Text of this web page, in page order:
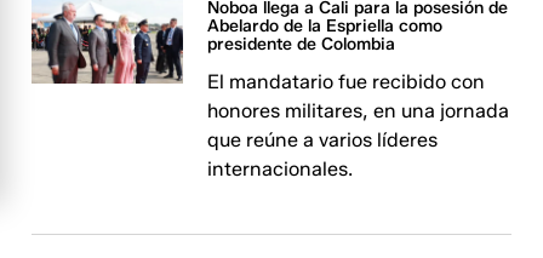
Noboa llega a Cali para la posesión de
Abelardo de la Espriella como
presidente de Colombia
El mandatario fue recibido con
honores militares, en una jornada
que reúne a varios líderes
internacionales.